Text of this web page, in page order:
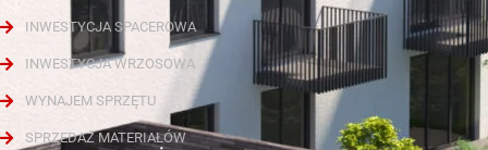
INWESTYCJA SPACEROWA
INWESTYCJA WRZOSOWA
WYNAJEM SPRZĘTU
SPRZEDAŻ MATERIAŁÓW